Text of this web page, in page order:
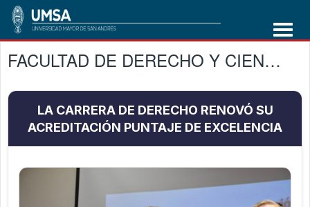
FACULTAD DE DERECHO Y CIENCIAS POLÌTICAS
LA CARRERA DE DERECHO RENOVÓ SU
ACREDITACIÓN PUNTAJE DE EXCELENCIA